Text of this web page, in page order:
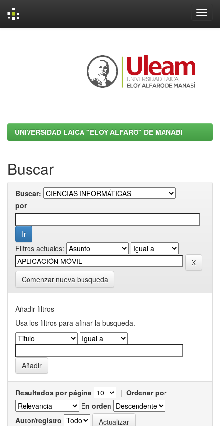
UNIVERSIDAD LAICA "ELOY ALFARO" DE MANABI
Buscar
Buscar:
por
Filtros actuales:
Comenzar nueva busqueda
Añadir filtros:
Usa los filtros para afinar la busqueda.
Resultados por página | Ordenar por
En orden
Autor/registro